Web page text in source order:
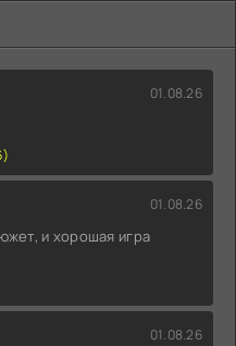
01.08.26
01.08.26
и хорошая игра
01.08.26